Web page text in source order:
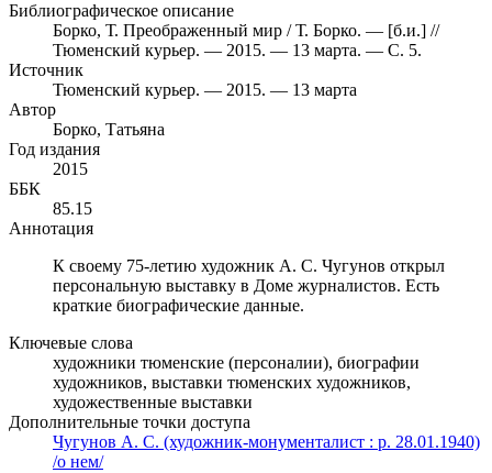
Библиографическое описание
Борко, Т. Преображенный мир / Т. Борко. — [б.и.] //
Тюменский курьер. — 2015. — 13 марта. — С. 5.
Источник
Тюменский курьер. — 2015. — 13 марта
Автор
Борко, Татьяна
Год издания
2015
ББК
85.15
Аннотация
К своему 75-летию художник А. С. Чугунов открыл
персональную выставку в Доме журналистов. Есть
краткие биографические данные.
Ключевые слова
художники тюменские (персоналии), биографии
художников, выставки тюменских художников,
художественные выставки
Дополнительные точки доступа
Чугунов А. С. (художник-монументалист : р. 28.01.1940)
/о нем/